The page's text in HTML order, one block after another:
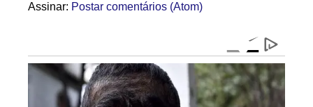
Assinar: Postar comentários (Atom)